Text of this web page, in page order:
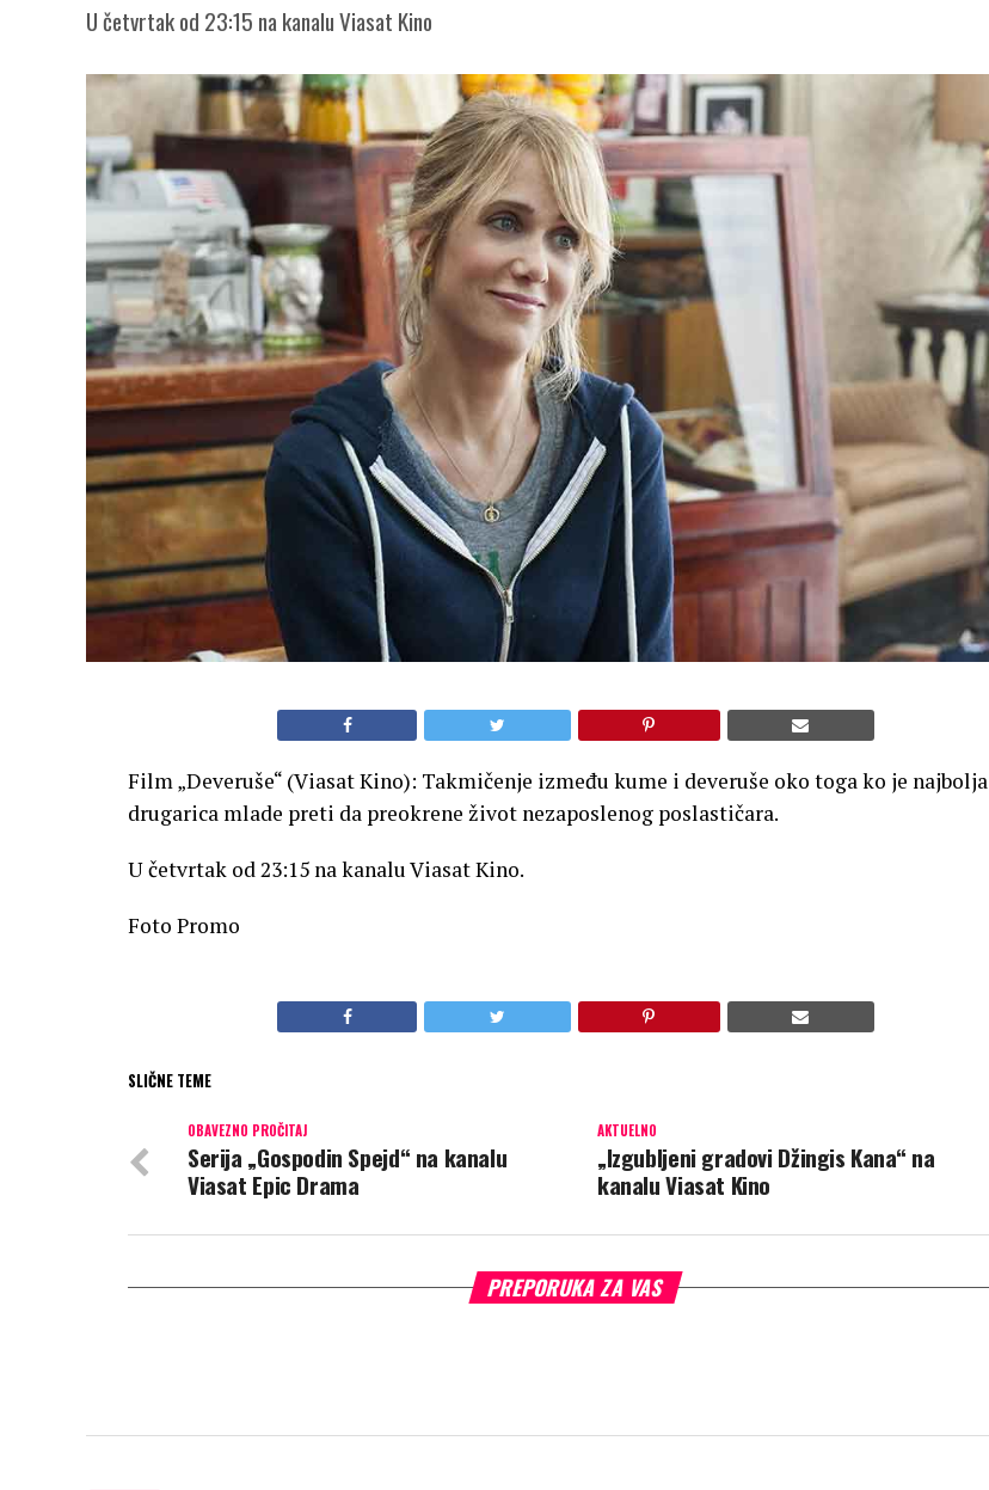
U četvrtak od 23:15 na kanalu Viasat Kino
Film „Deveruše“ (Viasat Kino): Takmičenje između kume i deveruše oko toga ko je najbolja
drugarica mlade preti da preokrene život nezaposlenog poslastičara.
U četvrtak od 23:15 na kanalu Viasat Kino.
Foto Promo
SLIČNE TEME
AKTUELNO
„Izgubljeni gradovi Džingis Kana“ na
kanalu Viasat Kino
OBAVEZNO PROČITAJ
Serija „Gospodin Spejd“ na kanalu
Viasat Epic Drama
PREPORUKA ZA VAS